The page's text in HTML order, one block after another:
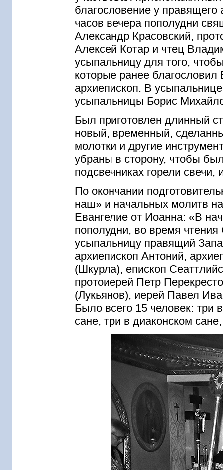
благословение у
часов вечера пополудни
Александр Красовский,
Алексей Котар и чтец
усыпальницу для того,
которые ранее
архиепископ. В
усыпальницы Борис
Был приготовлен длинный
новый, временный,
молотки и другие
убраны в сторону, чтобы
подсвечниках горели
По окончании
наш» и начальных молитв
Евангелие от Иоанна: «В
пополудни, во время
усыпальницу правящий
архиепископ Антоний,
(Шкурла), епископ
протоиерей Петр
(Лукьянов), иерей Павел
Было всего 15 человек: три
сане, три в диаконском